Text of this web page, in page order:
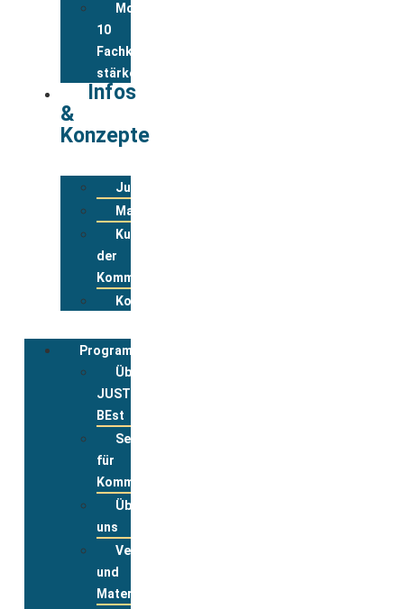
Modul
10
Fachkräfte
stärken
Infos
&
Konzepte
Jugendwohnkonzepte
Materialpool
Kurzportraits
der
Kommunen
Kontakt
Programmbegleitung
Über
JUST
BEst
Service
für
Kommunen
Über
uns
Veranstaltungsanmeldung
und
Materialbestellung